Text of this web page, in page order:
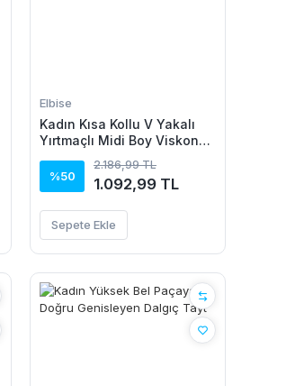
Elbise
Kadın Kısa Kollu V Yakalı
Yırtmaçlı Midi Boy Viskon
%50
2.186,99 TL
1.092,99 TL
Sepete Ekle